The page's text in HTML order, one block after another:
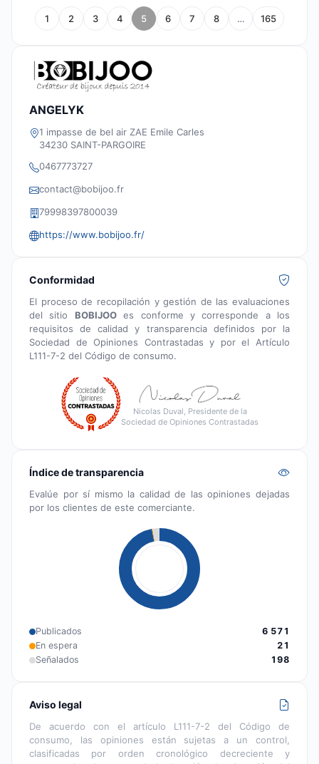
1 2 3 4 5 6 7 8 … 165
ANGELYK
1 impasse de bel air ZAE Emile Carles
34230 SAINT-PARGOIRE
0467773727
contact@bobijoo.fr
79998397800039
https://www.bobijoo.fr/
Conformidad
El proceso de recopilación y gestión de las evaluaciones
del sitio BOBIJOOes conforme y corresponde a los
requisitos de calidad y transparencia definidos por la
Sociedad de Opiniones Contrastadas y por el Artículo
L111-7-2 del Código de consumo.
Nicolas Duval, Presidente de la
Sociedad de Opiniones Contrastadas
Índice de transparencia
Evalúe por sí mismo la calidad de las opiniones dejadas
por los clientes de este comerciante.
Publicados
6 571
En espera
21
Señalados
198
Aviso legal
De acuerdo con el artículo L111-7-2 del Código de
consumo, las opiniones están sujetas a un control,
clasificadas por orden cronológico decreciente y